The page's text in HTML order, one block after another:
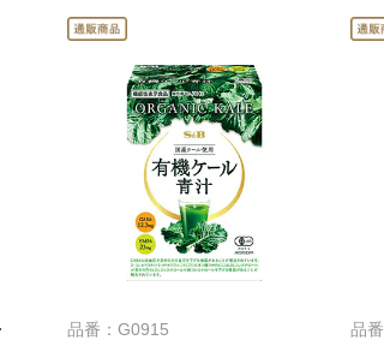
品番：G0915 品